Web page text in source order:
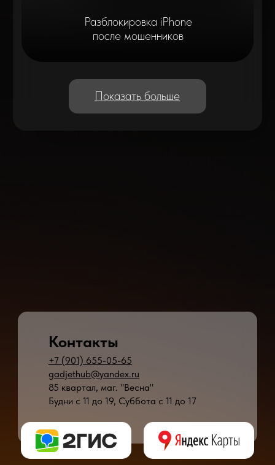
+7 (901) 655-05-65
gadjethub@yandex.ru
85 квартал, маг. "Весна"
Будни с 11 до 19, Суббота с 11 до 17
Контакты
* - время ремонта может меняться в зависимости от модели устройства и